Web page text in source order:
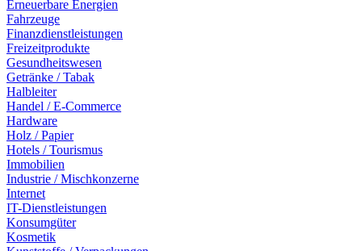
Erneuerbare Energien
Fahrzeuge
Finanzdienstleistungen
Freizeitprodukte
Gesundheitswesen
Getränke / Tabak
Halbleiter
Handel / E-Commerce
Hardware
Holz / Papier
Hotels / Tourismus
Immobilien
Industrie / Mischkonzerne
Internet
IT-Dienstleistungen
Konsumgüter
Kosmetik